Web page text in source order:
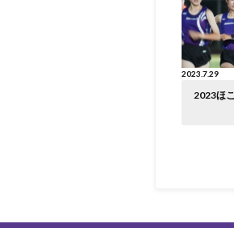
2023.7.29
2023ほ